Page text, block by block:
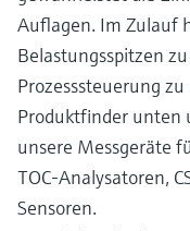
Auflagen. Im Zulauf
Belastungsspitzen
Prozesssteuerung
Produktfinder unten
unsere Messgeräte
TOC-Analysatoren,
Sensoren.